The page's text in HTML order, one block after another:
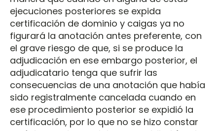
ejecuciones posteriores se expida
certificación de dominio y caigas ya no
figurará la anotación antes preferente, con
el grave riesgo de que, si se produce la
adjudicación en ese embargo posterior, el
adjudicatario tenga que sufrir las
consecuencias de una anotación que había
sido registralmente cancelada cuando en
ese procedimiento posterior se expidió la
certificación, por lo que no se hizo constar